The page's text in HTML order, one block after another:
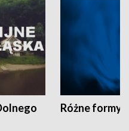
Różne formy